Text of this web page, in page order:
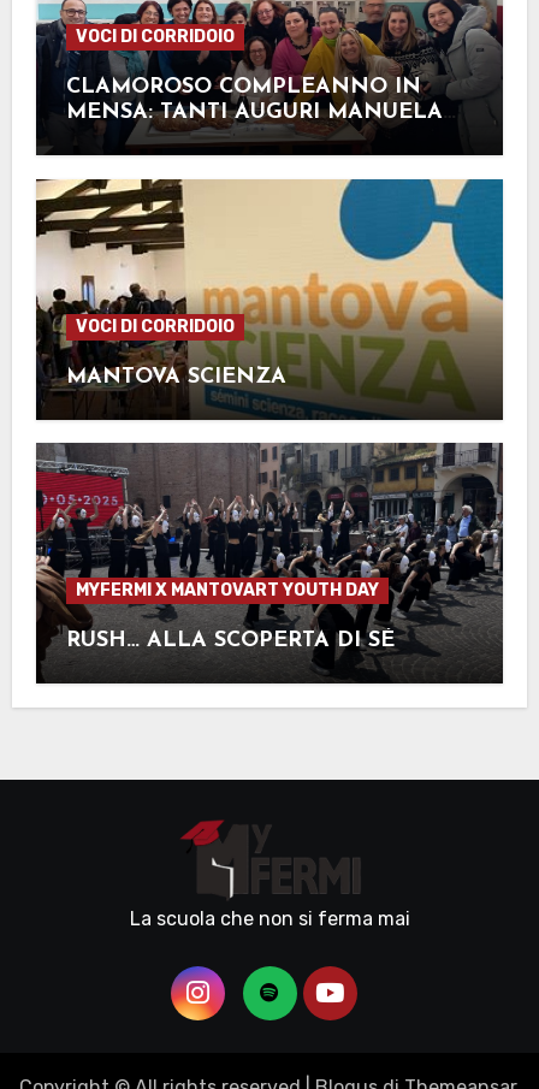
VOCI DI CORRIDOIO
CLAMOROSO COMPLEANNO IN
MENSA: TANTI AUGURI MANUELA
FERRI!
VOCI DI CORRIDOIO
MANTOVA SCIENZA
MYFERMI X MANTOVART YOUTH DAY
RUSH… ALLA SCOPERTA DI SÉ
La scuola che non si ferma mai